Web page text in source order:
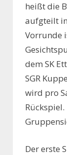
heißt die
aufgteilt
Vorrunde
dem SK
SGR
wird pro
Der erste